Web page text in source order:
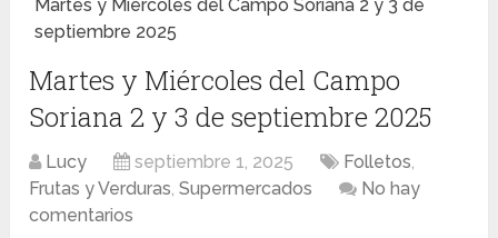
Martes y Miércoles del Campo Soriana 2 y 3 de
septiembre 2025
Martes y Miércoles del Campo
Soriana 2 y 3 de septiembre 2025
Lucy septiembre 1, 2025 Folletos,
Frutas y Verduras,Supermercados
No hay
comentarios